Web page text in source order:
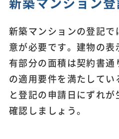
新築マンションの登記
意が必要です。建物の
有部分の面積は契約書
の適用要件を満たして
と登記の申請日にずれ
確認しましょう。